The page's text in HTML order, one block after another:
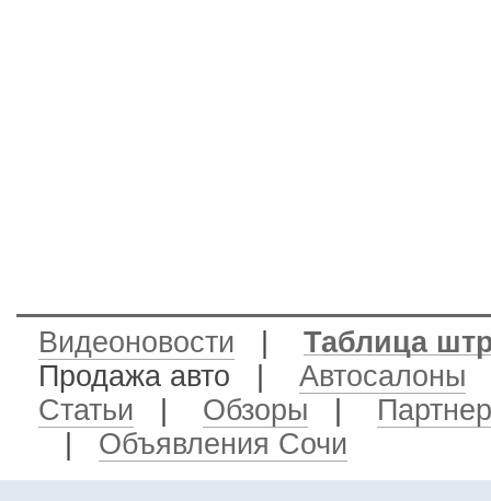
Видеоновости
Таблица
Продажа авто
Автосалоны
Статьи
Обзоры
Объявления Сочи